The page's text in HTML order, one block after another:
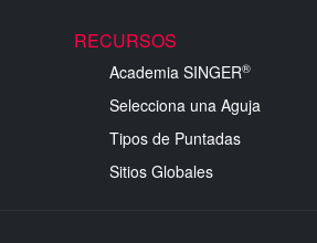
RECURSOS
Academia SINGER®
Selecciona una Aguja
Tipos de Puntadas
Sitios Globales